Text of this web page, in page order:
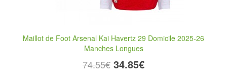
Maillot de Foot Arsenal Kai Havertz 29 Domicile 2025-26
Manches Longues
74.55€ 34.85€